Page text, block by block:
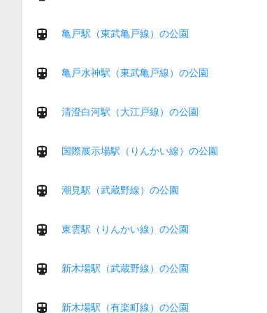
亀戸駅（東武亀戸線）の公園
亀戸水神駅（東武亀戸線）の公園
清澄白河駅（大江戸線）の公園
国際展示場駅（りんかい線）の公園
潮見駅（武蔵野線）の公園
東雲駅（りんかい線）の公園
新木場駅（武蔵野線）の公園
新木場駅（有楽町線）の公園